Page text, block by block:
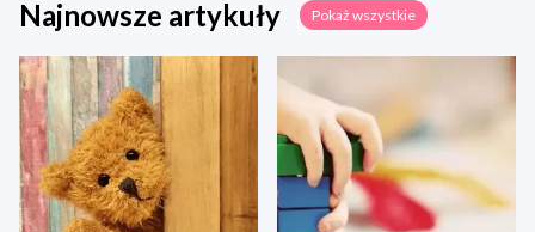
Najnowsze artykuły Pokaż wszystkie